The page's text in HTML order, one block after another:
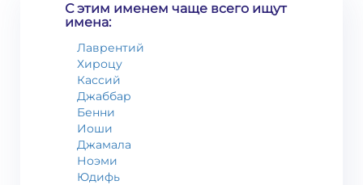
С этим именем чаще всего ищут
имена:
Лаврентий
Хироцу
Кассий
Джаббар
Бенни
Иоши
Джамала
Ноэми
Юдифь